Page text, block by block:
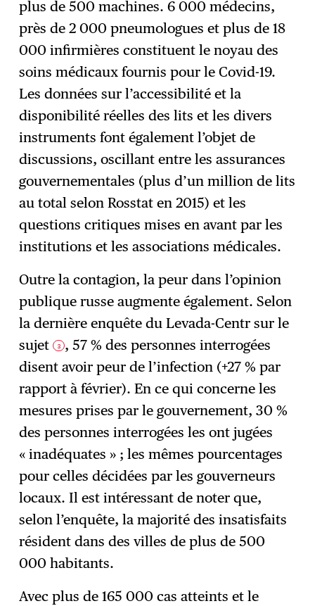
plus de 500 machines. 6 000 médecins,
près de 2 000 pneumologues et plus de 18
000 infirmières constituent le noyau des
soins médicaux fournis pour le Covid-19.
Les données sur l’accessibilité et la
disponibilité réelles des lits et les divers
instruments font également l’objet de
discussions, oscillant entre les assurances
gouvernementales (plus d’un million de lits
au total selon Rosstat en 2015) et les
questions critiques mises en avant par les
institutions et les associations médicales.
Outre la contagion, la peur dans l’opinion
publique russe augmente également. Selon
la dernière enquête du Levada-Centr sur le
sujet 3 , 57 % des personnes interrogées
disent avoir peur de l’infection (+27 % par
rapport à février). En ce qui concerne les
mesures prises par le gouvernement, 30 %
des personnes interrogées les ont jugées
« inadéquates » ; les mêmes pourcentages
pour celles décidées par les gouverneurs
locaux. Il est intéressant de noter que,
selon l’enquête, la majorité des insatisfaits
résident dans des villes de plus de 500
000 habitants.
Avec plus de 165 000 cas atteints et le